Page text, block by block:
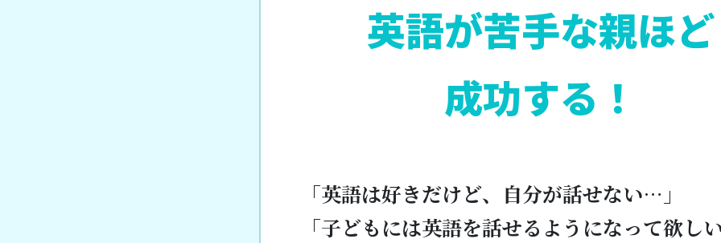
英語が苦手な親ほど
成功する！
「英語は好きだけど、自分が話せない…」
「子どもには英語を話せるようになって欲し